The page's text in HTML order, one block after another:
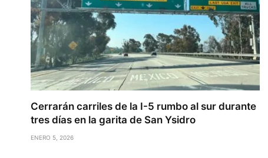
Cerrarán carriles de la I-5 rumbo al sur durante
tres días en la garita de San Ysidro
ENERO 5, 2026